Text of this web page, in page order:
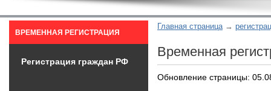
Главная страница
Временная
Обновление страницы:
ВРЕМЕННАЯ РЕГИСТРАЦИЯ
Регистрация граждан РФ